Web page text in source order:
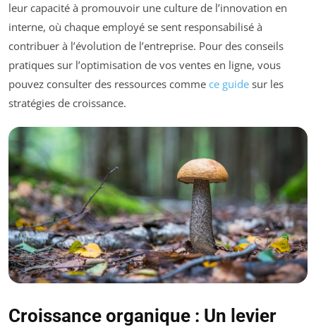
leur capacité à promouvoir une culture de l’innovation en
interne, où chaque employé se sent responsabilisé à
contribuer à l’évolution de l’entreprise. Pour des conseils
pratiques sur l’optimisation de vos ventes en ligne, vous
pouvez consulter des ressources comme ce guide sur les
stratégies de croissance.
Croissance organique : Un levier